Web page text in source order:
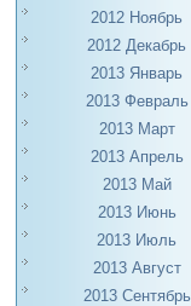
2012 Ноябрь
2012 Декабрь
2013 Январь
2013 Февраль
2013 Март
2013 Апрель
2013 Май
2013 Июнь
2013 Июль
2013 Август
2013 Сентябрь